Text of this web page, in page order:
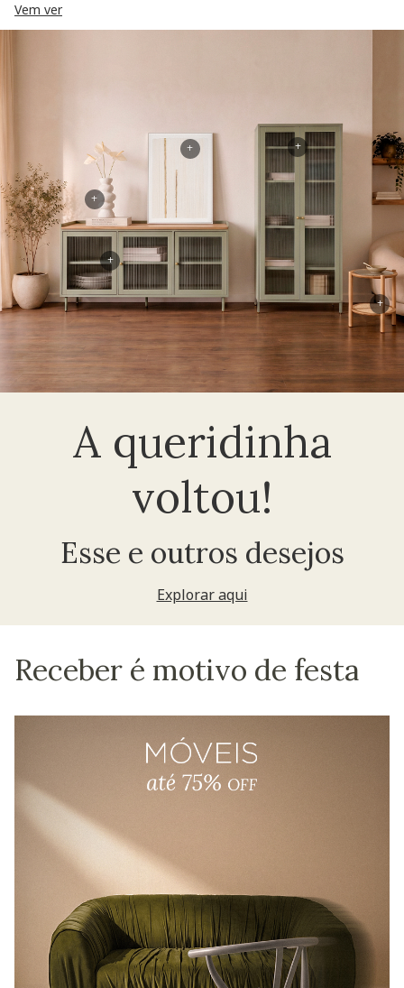
Vem ver
A queridinha
voltou!
Esse e outros desejos
Explorar aqui
+
+
+
+
+
Receber é motivo de festa